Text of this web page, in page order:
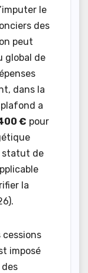
le
des
peut
global de
dans la
plafond a
€ pour
statut de
la
imposé